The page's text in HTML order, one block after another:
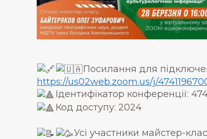
Посилання для
https://us02web.zoom.us/j/
Ідентифікатор конференції:
Код доступу: 2024
Усі участники майстер-